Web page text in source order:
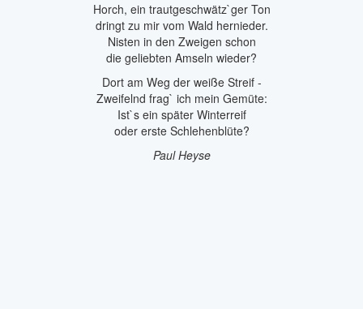
Horch, ein trautgeschwätz`ger Ton
dringt zu mir vom Wald hernieder.
Nisten in den Zweigen schon
die geliebten Amseln wieder?
Dort am Weg der weiße Streif -
Zweifelnd frag` ich mein Gemüte:
Ist`s ein später Winterreif
oder erste Schlehenblüte?
Paul Heyse